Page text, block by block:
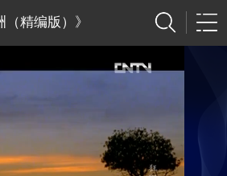
（精编版）》